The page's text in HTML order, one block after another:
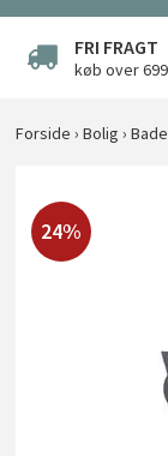
FRI FRAGT
køb over
Forside ›Bolig ›
24%